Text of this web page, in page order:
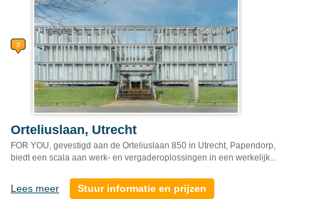
Orteliuslaan, Utrecht
FOR YOU, gevestigd aan de Orteliuslaan 850 in Utrecht, Papendorp,
biedt een scala aan werk- en vergaderoplossingen in een werkelijk...
Lees meer Stuur informatie en prijzen